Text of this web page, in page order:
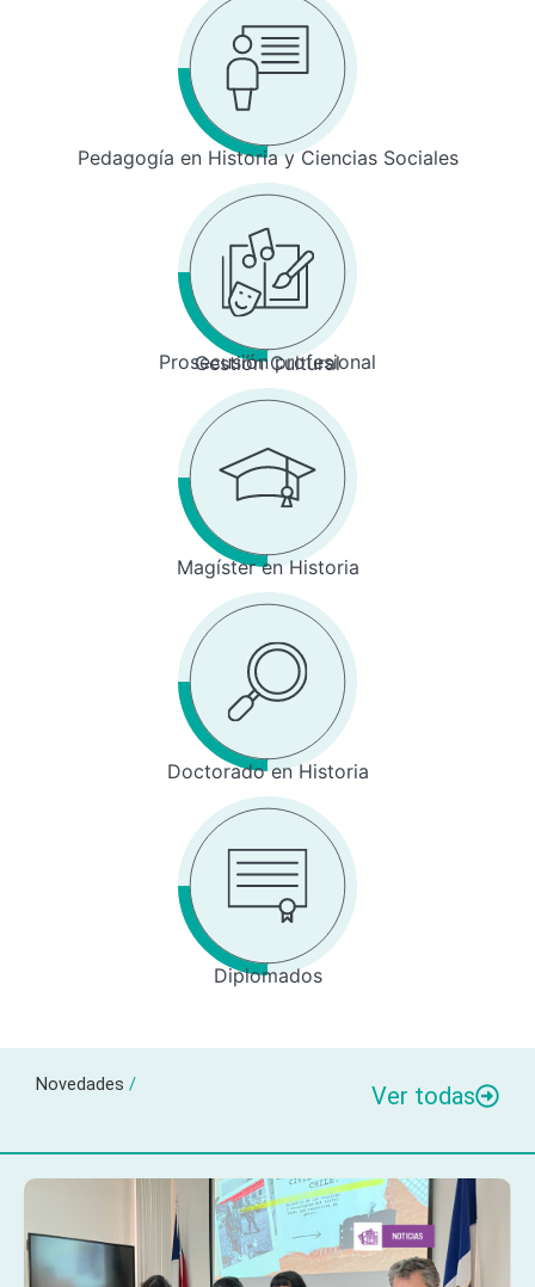
Pedagogía en Historia y Ciencias Sociales
Prosecusión profesional
Gestión Cultural
Magíster en Historia
Doctorado en Historia
Diplomados
Novedades / Ver todas